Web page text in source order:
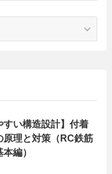
すい構造設計】付着
原理と対策（RC鉄筋
編）